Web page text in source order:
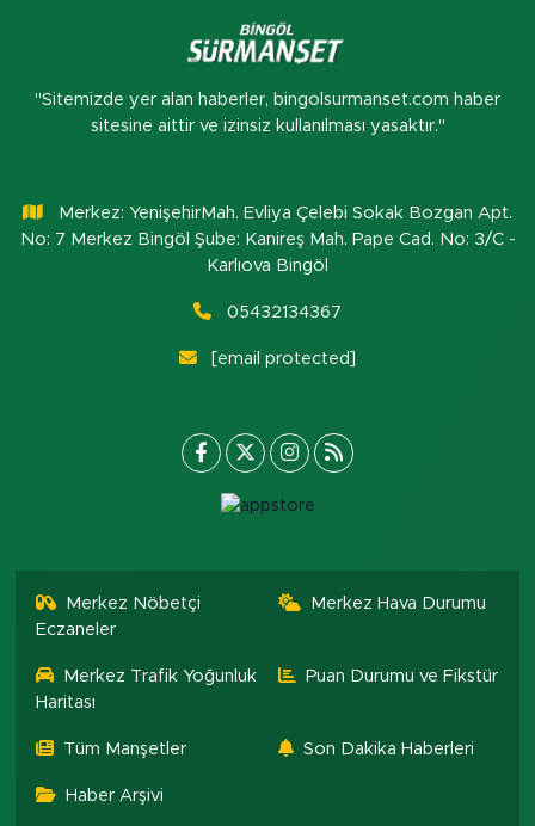
"Sitemizde yer alan haberler, bingolsurmanset.com haber
sitesine aittir ve izinsiz kullanılması yasaktır."
Merkez: YenişehirMah. Evliya Çelebi Sokak Bozgan Apt.
No: 7 Merkez Bingöl Şube: Kanireş Mah. Pape Cad. No: 3/C -
Karlıova Bingöl
05432134367
[email protected]
Merkez Nöbetçi
Eczaneler
Merkez Hava Durumu
Merkez Trafik Yoğunluk
Haritası
Puan Durumu ve Fikstür
Tüm Manşetler Son Dakika Haberleri
Haber Arşivi